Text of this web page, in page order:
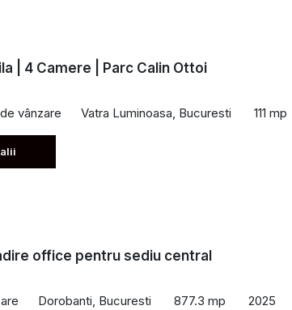
| 4 Camere | Parc Calin Ottoi
vânzare Vatra Luminoasa, Bucuresti 111 mp
office pentru sediu central
Dorobanti, Bucuresti 877.3 mp 2025